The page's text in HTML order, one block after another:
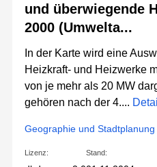
und überwiegende
2000 (Umwelta...
In der Karte wird eine
Heizkraft- und Heizwerke
von je mehr als 20 MW
gehören nach der 4....
Geographie und Stadtplanung
Lizenz: Stand: